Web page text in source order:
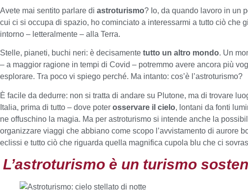
Avete mai sentito parlare di astroturismo? Io, da quando lavoro in un
cui ci si occupa di spazio, ho cominciato a interessarmi a tutto ciò che
intorno – letteralmente – alla Terra.
Stelle, pianeti, buchi neri: è decisamente tutto un altro mondo. Un
– a maggior ragione in tempi di Covid – potremmo avere ancora più
esplorare. Tra poco vi spiego perché. Ma intanto: cos’è l’astroturismo?
È facile da dedurre: non si tratta di andare su Plutone, ma di trovare
Italia, prima di tutto – dove poter osservare il cielo, lontani da fonti
ne offuschino la magia. Ma per astroturismo si intende anche la
organizzare viaggi che abbiano come scopo l’avvistamento di aurore
eclissi e tutto ciò che riguarda quella magnifica cupola blu che ci
L’astroturismo è un turismo